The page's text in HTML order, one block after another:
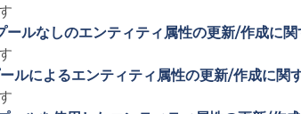
ールなしのエンティティ属性の更新/作成に
ルによるエンティティ属性の更新/作成に関